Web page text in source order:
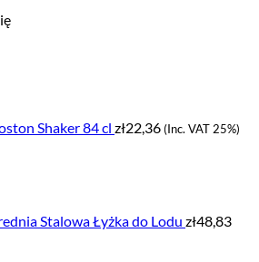
Shaker 84 cl zł22,36(Inc. VAT 25%)
Stalowa Łyżka do Lodu zł48,83